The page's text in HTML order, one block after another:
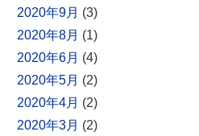
2020年9月 (3)
2020年8月 (1)
2020年6月 (4)
2020年5月 (2)
2020年4月 (2)
2020年3月 (2)